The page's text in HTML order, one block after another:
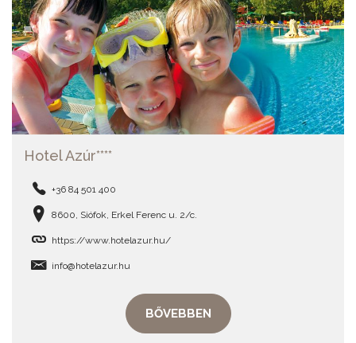
Hotel Azúr****
+36 84 501 400
8600, Siófok, Erkel Ferenc u. 2/c.
https://www.hotelazur.hu/
info@hotelazur.hu
BŐVEBBEN